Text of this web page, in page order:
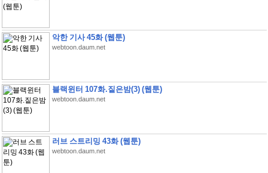
악한 기사 45화 (웹툰)
webtoon.daum.net
블랙윈터 107화.짙은밤(3) (웹툰)
webtoon.daum.net
러브 스트리밍 43화 (웹툰)
webtoon.daum.net